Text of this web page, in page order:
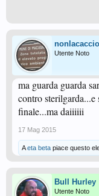
Utente Noto
ma guarda guarda
contro
finale...ma daiiiiii
17 Mag 2015
Aeta beta piace questo
Bull Hurley
Utente Noto